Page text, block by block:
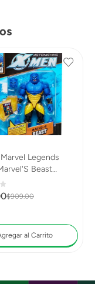
Legends
Beast
$909.00
al Carrito